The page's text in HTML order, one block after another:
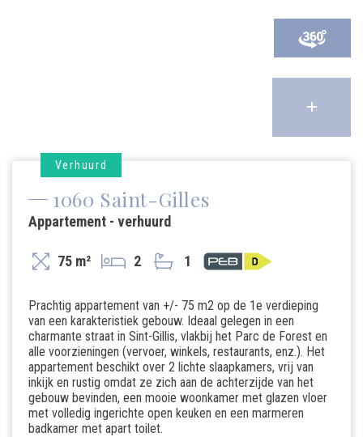
Verhuurd
1060 Saint-Gilles
Appartement - verhuurd
75 m² 2 1
Prachtig appartement van +/- 75 m2 op de 1e verdieping
van een karakteristiek gebouw. Ideaal gelegen in een
charmante straat in Sint-Gillis, vlakbij het Parc de Forest en
alle voorzieningen (vervoer, winkels, restaurants, enz.). Het
appartement beschikt over 2 lichte slaapkamers, vrij van
inkijk en rustig omdat ze zich aan de achterzijde van het
gebouw bevinden, een mooie woonkamer met glazen vloer
met volledig ingerichte open keuken en een marmeren
badkamer met apart toilet.